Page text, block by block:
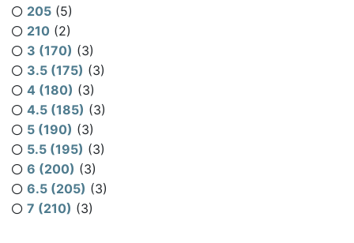
205 (5)
210 (2)
3 (170) (3)
3.5 (175) (3)
4 (180) (3)
4.5 (185) (3)
5 (190) (3)
5.5 (195) (3)
6 (200) (3)
6.5 (205) (3)
7 (210) (3)